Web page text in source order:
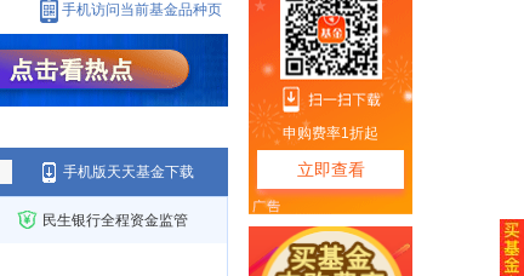
手机访问当前基金品种页
手机版天天基金下载
民生银行全程资金监管